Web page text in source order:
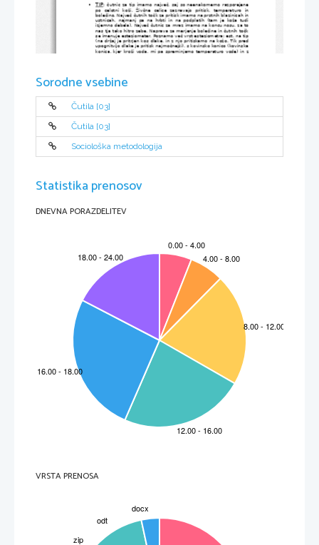
 TIP: čutnic za tip imamo največ, saj so neenakomerno razporejene
po   celotni   koži.   Živčne   celice   zaznavajo   pritisk,   temperaturo   in
bolečino. Največ čutnih točk za pritisk imamo na prstnih blazinicah in
ustnicah, najmanj pa na hrbti in na podplatih (tam je koža tudi
izjemno debela). Največ čutnic za mraz imamo na koncu nosu, za to
nas tja tako hitro zebe. Naprava za merjenje bolečine in čutnih točk
se imenuje esteziometer. Poznamo več vrst esteziometra: est. na tip
(na držaj je pritrjen kos dlake, in z njo pritiskamo na kožo. Tik pred
upognitvijo dlake je pritisk najmočnejši), s kovinsko konico (kovinska
konica, kjer kroži voda, mi pa spreminjamo temperaturo vode) in z
pozornosti in nežnosti staršev-predvsem matere).
Nekateri   ljudje   čutila   tudi   dobro   unovčijo:   okuševalci   hrane   in   vin,
Kot sem že omenila, so čutila za nas izjemnega pomena, a tega se zavemo
pazimo na svoja čutila!
Sorodne vsebine
Čutila [03]
Čutila [03]
Sociološka metodologija
Statistika prenosov
DNEVNA PORAZDELITEV
VRSTA PRENOSA